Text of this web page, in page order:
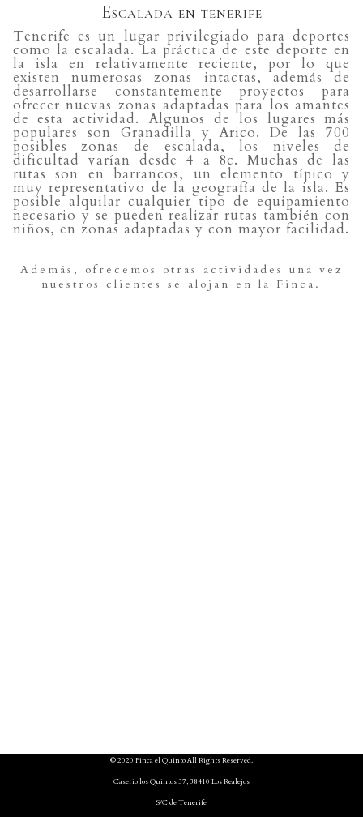
Escalada en tenerife
Tenerife es un lugar privilegiado para deportes
como la escalada. La práctica de este deporte en
la isla en relativamente reciente, por lo que
existen numerosas zonas intactas, además de
desarrollarse constantemente proyectos para
ofrecer nuevas zonas adaptadas para los amantes
de esta actividad. Algunos de los lugares más
populares son Granadilla y Arico. De las 700
posibles zonas de escalada, los niveles de
dificultad varían desde 4 a 8c. Muchas de las
rutas son en barrancos, un elemento típico y
muy representativo de la geografía de la isla. Es
posible alquilar cualquier tipo de equipamiento
necesario y se pueden realizar rutas también con
niños, en zonas adaptadas y con mayor facilidad.
Además, ofrecemos otras actividades una vez
nuestros clientes se alojan en la Finca.
© 2020 Finca el Quinto All Rights Reserved.
Caserio los Quintos 37, 38410 Los Realejos
S/C de Tenerife